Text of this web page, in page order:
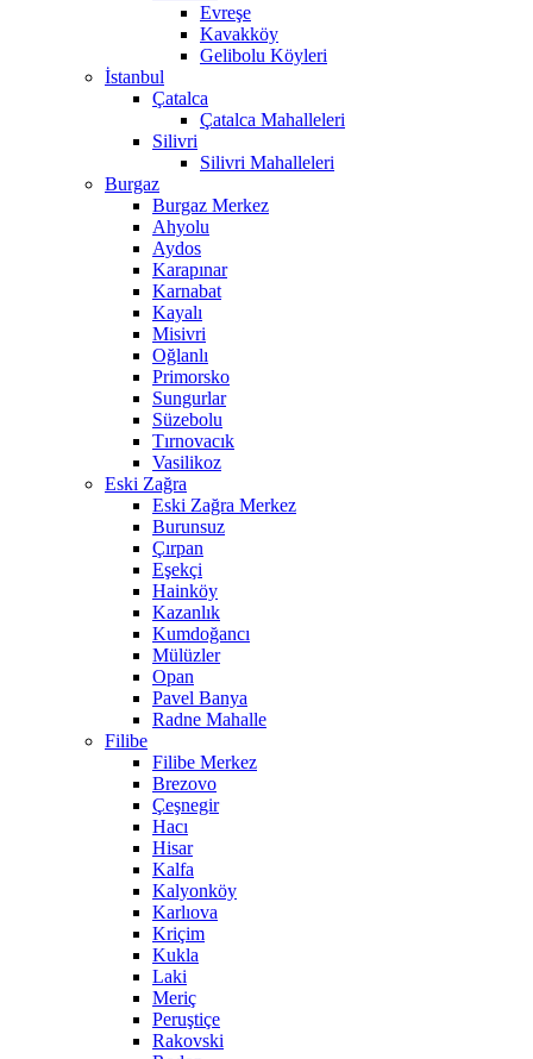
Evreşe
Kavakköy
Gelibolu Köyleri
İstanbul
Çatalca
Çatalca Mahalleleri
Silivri
Silivri Mahalleleri
Burgaz
Burgaz Merkez
Ahyolu
Aydos
Karapınar
Karnabat
Kayalı
Misivri
Oğlanlı
Primorsko
Sungurlar
Süzebolu
Tırnovacık
Vasilikoz
Eski Zağra
Eski Zağra Merkez
Burunsuz
Çırpan
Eşekçi
Hainköy
Kazanlık
Kumdoğancı
Mülüzler
Opan
Pavel Banya
Radne Mahalle
Filibe
Filibe Merkez
Brezovo
Çeşnegir
Hacı
Hisar
Kalfa
Kalyonköy
Karlıova
Kriçim
Kukla
Laki
Meriç
Peruştiçe
Rakovski